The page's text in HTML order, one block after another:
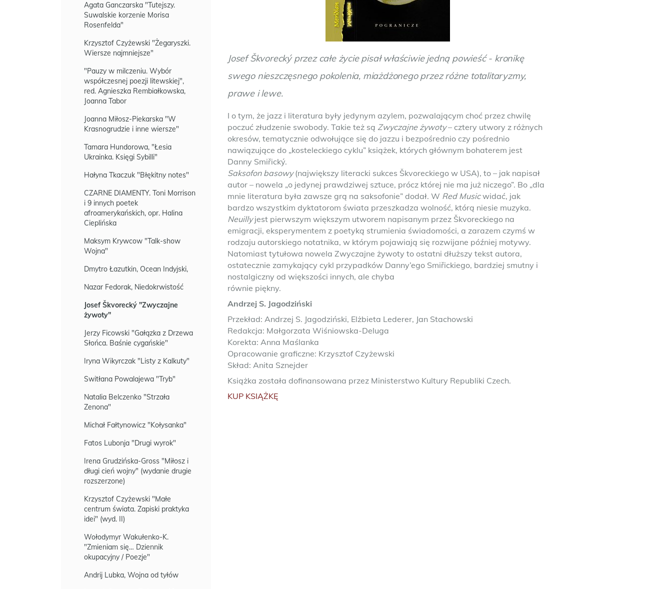
Agata Ganczarska "Tutejszy.
Suwalskie korzenie Morisa
Rosenfelda"
Krzysztof Czyżewski "Żegaryszki.
Wiersze najmniejsze"
"Pauzy w milczeniu. Wybór
współczesnej poezji litewskiej",
red. Agnieszka Rembiałkowska,
Joanna Tabor
Joanna Miłosz-Piekarska "W
Krasnogrudzie i inne wiersze"
Tamara Hundorowa, "Łesia
Ukrainka. Księgi Sybilli"
Hałyna Tkaczuk "Błękitny notes"
CZARNE DIAMENTY. Toni Morrison
i 9 innych poetek
afroamerykańskich, opr. Halina
Cieplińska
Maksym Krywcow "Talk-show
Wojna"
Dmytro Łazutkin, Ocean Indyjski,
Nazar Fedorak, Niedokrwistość
Josef Škvorecký "Zwyczajne
żywoty"
Jerzy Ficowski "Gałązka z Drzewa
Słońca. Baśnie cygańskie"
Iryna Wikyrczak "Listy z Kalkuty"
Switłana Powalajewa "Tryb"
Natalia Belczenko "Strzała
Zenona"
Michał Fałtynowicz "Kołysanka"
Fatos Lubonja "Drugi wyrok"
Irena Grudzińska-Gross "Miłosz i
długi cień wojny" (wydanie drugie
rozszerzone)
Krzysztof Czyżewski "Małe
centrum świata. Zapiski praktyka
idei" (wyd. II)
Wołodymyr Wakułenko-K.
"Zmieniam się… Dziennik
okupacyjny / Poezje"
Andrij Lubka, Wojna od tyłów
Josef Škvorecký przez całe życie pisał właściwie jedną powieść - kronikę
swego nieszczęsnego pokolenia, miażdżonego przez różne totalitaryzmy,
prawe i lewe.
I o tym, że jazz i literatura były jedynym azylem, pozwalającym choć przez chwilę
poczuć złudzenie swobody. Takie też są Zwyczajne żywoty– cztery utwory z różnych
okresów, tematycznie odwołujące się do jazzu i bezpośrednio czy pośrednio
nawiązujące do „kosteleckiego cyklu” książek, których głównym bohaterem jest
Danny Smiřický.
Saksofon basowy(największy literacki sukces Škvoreckiego w USA), to – jak napisał
autor – nowela „o jedynej prawdziwej sztuce, prócz której nie ma już niczego”. Bo „dla
mnie literatura była zawsze grą na saksofonie” dodał. W Red Musicwidać, jak
bardzo wszystkim dyktatorom świata przeszkadza wolność, którą niesie muzyka.
Neuillyjest pierwszym większym utworem napisanym przez Škvoreckiego na
emigracji, eksperymentem z poetyką strumienia świadomości, a zarazem czymś w
rodzaju autorskiego notatnika, w którym pojawiają się rozwijane później motywy.
Natomiast tytułowa nowela Zwyczajne żywoty to ostatni dłuższy tekst autora,
ostatecznie zamykający cykl przypadków Danny’ego Smiřickiego, bardziej smutny i
nostalgiczny od większości innych, ale chyba
równie piękny.
Andrzej S. Jagodziński
Przekład: Andrzej S. Jagodziński, Elżbieta Lederer, Jan Stachowski
Redakcja: Małgorzata Wiśniowska-Deluga
Korekta: Anna Maślanka
Opracowanie graficzne: Krzysztof Czyżewski
Skład: Anita Sznejder
Książka została dofinansowana przez Ministerstwo Kultury Republiki Czech.
KUP KSIĄŻKĘ